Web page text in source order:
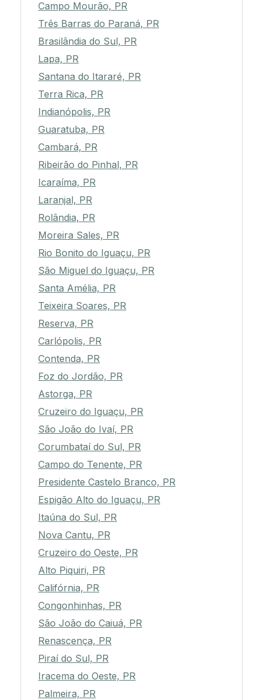
Campo Mourão, PR
Três Barras do Paraná, PR
Brasilândia do Sul, PR
Lapa, PR
Santana do Itararé, PR
Terra Rica, PR
Indianópolis, PR
Guaratuba, PR
Cambará, PR
Ribeirão do Pinhal, PR
Icaraíma, PR
Laranjal, PR
Rolândia, PR
Moreira Sales, PR
Rio Bonito do Iguaçu, PR
São Miguel do Iguaçu, PR
Santa Amélia, PR
Teixeira Soares, PR
Reserva, PR
Carlópolis, PR
Contenda, PR
Foz do Jordão, PR
Astorga, PR
Cruzeiro do Iguaçu, PR
São João do Ivaí, PR
Corumbataí do Sul, PR
Campo do Tenente, PR
Presidente Castelo Branco, PR
Espigão Alto do Iguaçu, PR
Itaúna do Sul, PR
Nova Cantu, PR
Cruzeiro do Oeste, PR
Alto Piquiri, PR
Califórnia, PR
Congonhinhas, PR
São João do Caiuá, PR
Renascença, PR
Piraí do Sul, PR
Iracema do Oeste, PR
Palmeira, PR